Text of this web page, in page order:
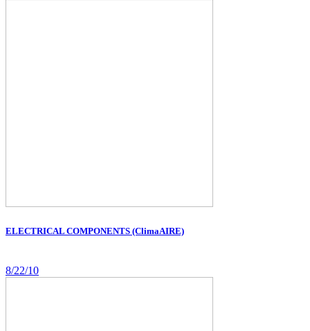
ELECTRICAL COMPONENTS (ClimaAIRE)
8/22/10